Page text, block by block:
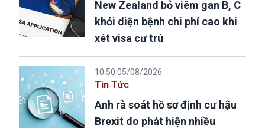
New Zealand bỏ viêm gan B, C
khỏi diện bệnh chi phí cao khi
xét visa cư trú
10:50 05/08/2026
Tin Tức
Anh rà soát hồ sơ định cư hậu
Brexit do phát hiện nhiều